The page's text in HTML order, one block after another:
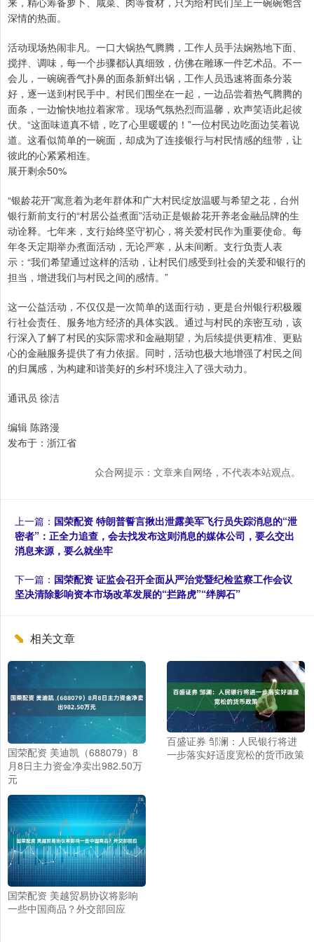
深情的热面。
活动现场热闹非凡。一口大锅热气腾腾，工作人员手法娴熟地下面、
搅拌、调味，每一个步骤都认真细致，仿佛在雕琢一件艺术品。不一
会儿，一碗碗香气扑鼻的面条新鲜出锅，工作人员迅速将面条分装
好，逐一送到村民手中。村民们围坐在一起，一边品尝着热气腾腾的
面条，一边愉快地拉着家常。现场气氛热烈而温馨，欢声笑语此起彼
伏。“这面味道真不错，吃了心里暖暖的！”一位村民边吃面边笑着说
道。这看似简单的一碗面，却成为了连接银行与村民情感的纽带，让
彼此的心紧紧相连。
展开剩余50%
“银龄花开”寓意着为老年群体和广大村民绽放温暖与希望之花，台州
银行新前支行的“村居公益煮面”活动正是银龄花开养老金融品牌的生
动诠释。七年来，支行始终坚守初心，将关爱村民作为重要使命。每
年冬天定期举办煮面活动，无论严寒，从未间断。支行负责人表
示：“我们希望通过这样的活动，让村民们感受到社会的关爱和银行的
担当，增进我们与村民之间的感情。”
这一公益活动，不仅仅是一次简单的送面行动，更是台州银行积极履
行社会责任、服务地方经济的具体实践。通过与村民的亲密互动，该
行深入了解了村民的实际需求和金融期望，为后续提供更精准、更贴
心的金融服务提供了有力依据。同时，活动也极大地增强了村民之间
的归属感，为构建和谐美好的乡村环境注入了强大动力。
通讯员 徐洁
编辑 陈路漫
发布于：浙江省
众合网提示：文章来自网络，不代表本站观点。
上一篇： 国荣配资 特朗普誓言揪出泄露美军飞行员失踪消息的“泄
密者”：正全力追查，会去找发布这则消息的媒体公司，要么交出
消息来源，要么就坐牢
下一篇： 国荣配资 证监会召开全面从严治党暨纪检监察工作会议
坚决清除影响资本市场改革发展的“拦路虎”“绊脚石”
相关文章
国荣配资 美迪凯（688079）8
月8日主力资金净卖出982.50万
元
百盛证券 邹澜：人民银行将进
一步落实好适度宽松的货币政策
国荣配资 美越贸易协议将影响
一些中国商品？外交部回应